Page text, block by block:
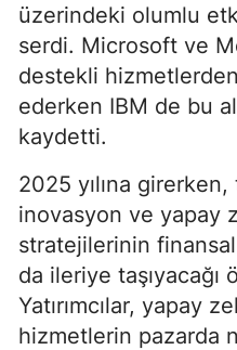
üzerindeki olumlu
serdi. Microsoft ve
destekli
ederken IBM de bu
kaydetti.
2025 yılına
inovasyon ve yapay
stratejilerinin finansal
da ileriye taşıyacağı
Yatırımcılar, yapay
hizmetlerin pazarda